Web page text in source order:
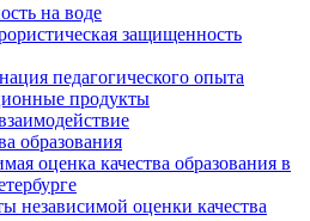
на воде
защищенность
педагогического опыта
продукты
образования
оценка качества образования в
независимой оценки качества